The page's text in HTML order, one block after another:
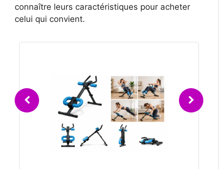
connaître leurs caractéristiques pour acheter
celui qui convient.